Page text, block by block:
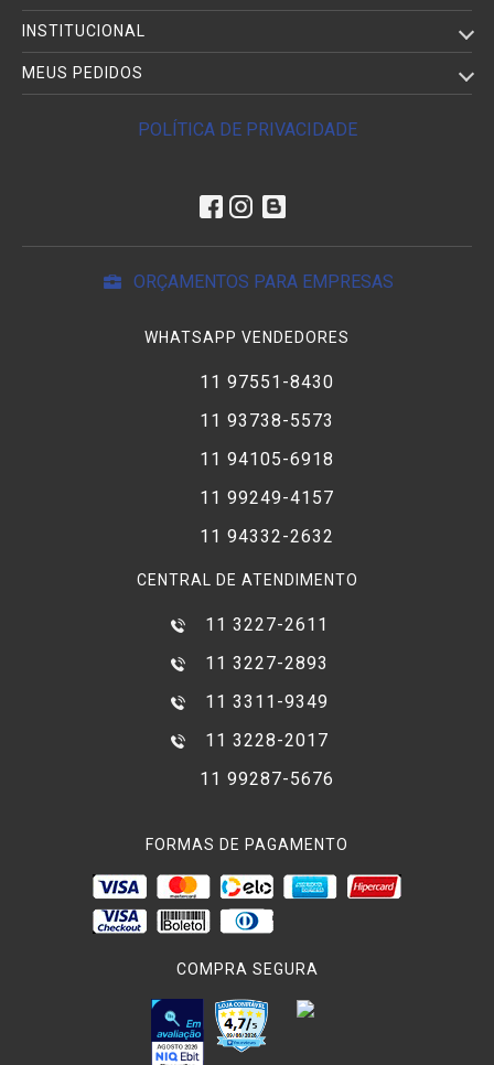
INSTITUCIONAL
MEUS PEDIDOS
POLÍTICA DE PRIVACIDADE
ORÇAMENTOS PARA EMPRESAS
WHATSAPP VENDEDORES
11 97551-8430
11 93738-5573
11 94105-6918
11 99249-4157
11 94332-2632
CENTRAL DE ATENDIMENTO
11 3227-2611
11 3227-2893
11 3311-9349
11 3228-2017
11 99287-5676
FORMAS DE PAGAMENTO
COMPRA SEGURA